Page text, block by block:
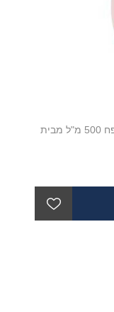
בקבוק פלסטיק עם פיה לריסוס נוזלים בנפח 500 מ"ל מבית